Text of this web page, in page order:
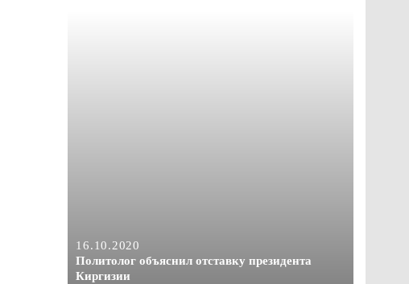
16.10.2020
Политолог объяснил отставку президента
Киргизии